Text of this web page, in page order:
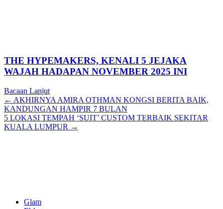
THE HYPEMAKERS, KENALI 5 JEJAKA
WAJAH HADAPAN NOVEMBER 2025 INI
Bacaan Lanjut
Posts
navigation
← AKHIRNYA AMIRA OTHMAN KONGSI BERITA BAIK,
KANDUNGAN HAMPIR 7 BULAN
5 LOKASI TEMPAH ‘SUIT’ CUSTOM TERBAIK SEKITAR
KUALA LUMPUR →
Glam